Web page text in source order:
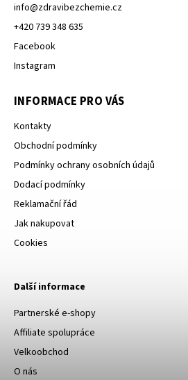
info@zdravibezchemie.cz
+420 739 348 635
Facebook
Instagram
INFORMACE PRO VÁS
Kontakty
Obchodní podmínky
Podmínky ochrany osobních údajů
Dodací podmínky
Reklamační řád
Jak nakupovat
Cookies
Další informace
Partnerské e-shopy
Affiliate spolupráce
Velkoobchod
O nás